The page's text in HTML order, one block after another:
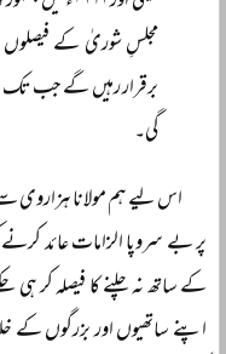
مجلسِ شوریٰ کے
برقرار رہیں گے جب تک
گی۔
اس لیے ہم مولانا ہزاروی
پر بے سروپا الزامات عائد کرنے
کے ساتھ نہ چلنے کا فیصلہ کر ہی
اپنے ساتھیوں اور بزرگوں کے